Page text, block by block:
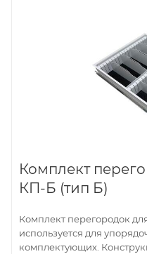
Комплект
КП-Б (тип Б)
Комплект перегородок
используется для
комплектующих.